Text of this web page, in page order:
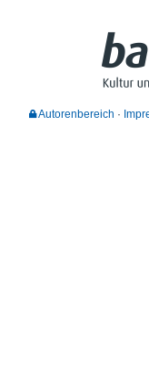
Autorenbereich